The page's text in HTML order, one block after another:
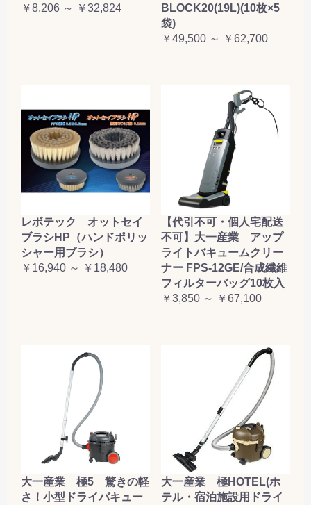
￥8,206 ～ ￥32,824
BLOCK20(19L)(10枚×5
袋)
￥49,500 ～ ￥62,700
レボテック オットセイ
ブラシHP（ハンドポリッ
シャー用ブラシ）
￥16,940 ～ ￥18,480
【代引不可・個人宅配送
不可】大一産業 アップ
ライトバキュームクリー
ナー FPS-12GE/合成繊維
フィルターバッグ10枚入
￥3,850 ～ ￥67,100
大一産業 極5 驚きの軽
さ！小型ドライバキュー
大一産業 極HOTEL(ホ
テル・宿泊施設用ドライ